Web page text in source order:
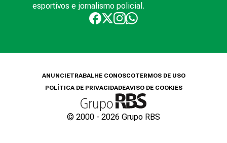
esportivos e jornalismo policial.
ANUNCIETRABALHE CONOSCOTERMOS DE USO
POLÍTICA DE PRIVACIDADEAVISO DE COOKIES
© 2000 - 2026 Grupo RBS